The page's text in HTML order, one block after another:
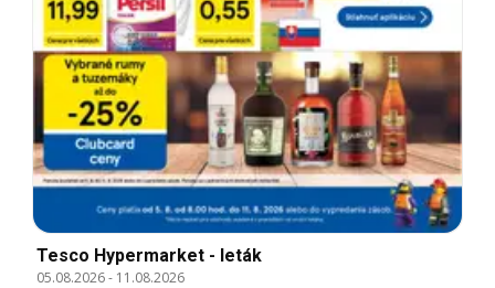
Tesco Hypermarket - leták
05.08.2026- 11.08.2026